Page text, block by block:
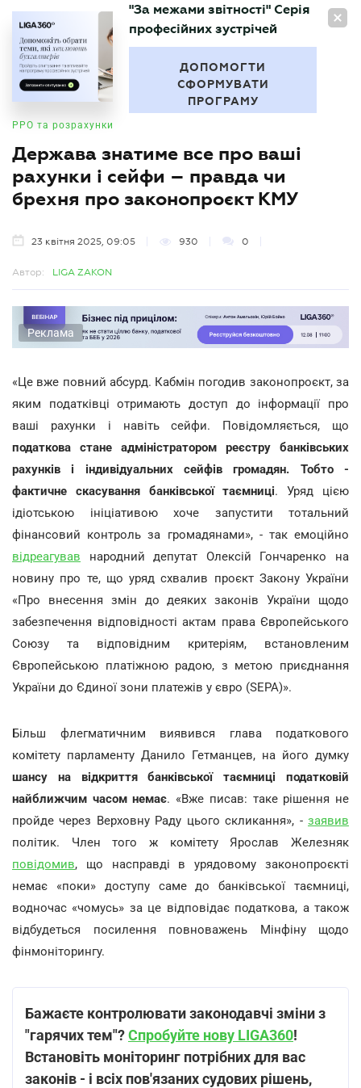
UA
БУХГАЛТЕР
"За межами звітності" Серія
професійних зустрічей
ДОПОМОГТИ
СФОРМУВАТИ
ПРОГРАМУ
РРО та розрахунки
Держава знатиме все про ваші
рахунки і сейфи – правда чи
брехня про законопроєкт КМУ
23 квітня 2025, 09:05 930 0
Автор: LIGA ZAKON
Реклама
«Це вже повний абсурд. Кабмін погодив законопроєкт, за
яким податківці отримають доступ до інформації про
ваші рахунки і навіть сейфи. Повідомляється, що
податкова стане адміністратором реєстру банківських
рахунків і індивідуальних сейфів громадян. Тобто -
фактичне скасування банківської таємниці. Уряд цією
ідіотською ініціативою хоче запустити тотальний
фінансовий контроль за громадянами», - так емоційно
відреагував народний депутат Олексій Гончаренко на
новину про те, що уряд схвалив проєкт Закону України
«Про внесення змін до деяких законів України щодо
забезпечення відповідності актам права Європейського
Союзу та відповідним критеріям, встановленим
Європейською платіжною радою, з метою приєднання
України до Єдиної зони платежів у євро (SEPA)».
Більш флегматичним виявився глава податкового
комітету парламенту Данило Гетманцев, на його думку
шансу на відкриття банківської таємниці податковій
найближчим часом немає. «Вже писав: таке рішення не
пройде через Верховну Раду цього скликання», - заявив
політик. Член того ж комітету Ярослав Железняк
повідомив, що насправді в урядовому законопроєкті
немає «поки» доступу саме до банківської таємниці,
водночас «чомусь» за це відповідає податкова, а також
відбудеться посилення повноважень Мінфіну щодо
фінмоніторингу.
Бажаєте контролювати законодавчі зміни з
"гарячих тем"?Спробуйте нову LIGA360!
Встановіть моніторинг потрібних для вас
законів - і всіх пов'язаних судових рішень,